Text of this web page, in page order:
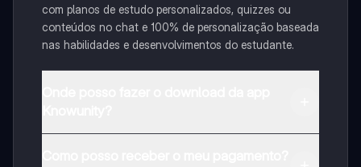
com planos de estudo personalizados, quizzes ou
conteúdos no chat e 100% de personalização baseada
nas habilidades e desenvolvimentos do estudante.